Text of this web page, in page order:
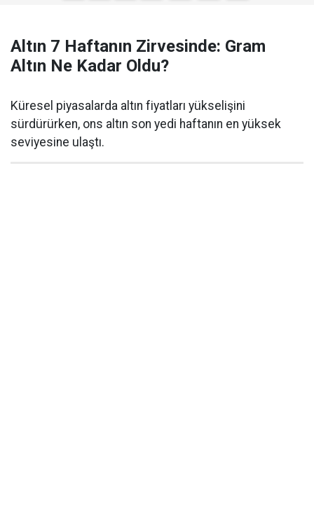
Altın 7 Haftanın Zirvesinde: Gram
Altın Ne Kadar Oldu?
Küresel piyasalarda altın fiyatları yükselişini
sürdürürken, ons altın son yedi haftanın en yüksek
seviyesine ulaştı.